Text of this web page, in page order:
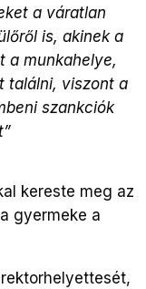
a váratlan
is, akinek a
a munkahelye,
találni, viszont a
szankciók
kereste meg az
gyermeke a
rektorhelyettesét,